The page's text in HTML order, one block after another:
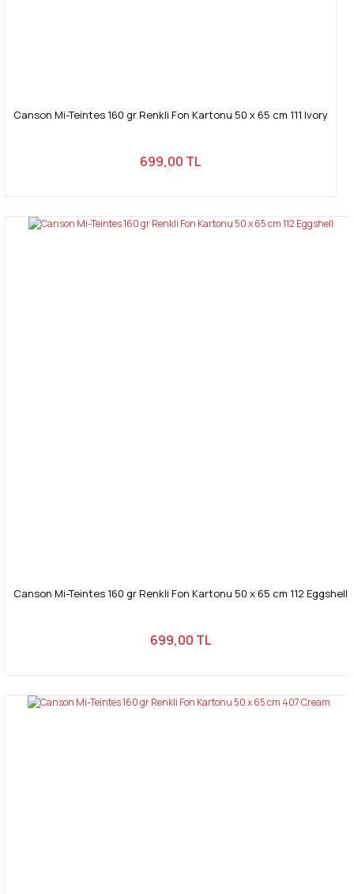
Canson Mi-Teintes 160 gr Renkli Fon Kartonu 50 x 65 cm 111 Ivory
699,00 TL
Canson Mi-Teintes 160 gr Renkli Fon Kartonu 50 x 65 cm 112 Eggshell
699,00 TL